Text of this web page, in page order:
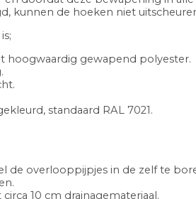
kunnen de hoeken niet
is;
hoogwaardig gewapend polyester.
standaard RAL 7021.
de overlooppijpjes in de zelf te
10 cm drainagemateriaal.